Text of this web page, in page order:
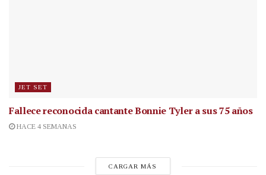
JET SET
Fallece reconocida cantanteBonnie Tyler a sus 75 años
HACE 4 SEMANAS
CARGAR MÁS